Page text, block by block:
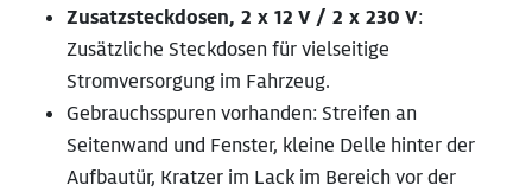
Zusatzsteckdosen, 2 x 12 V / 2 x 230 V:
Zusätzliche Steckdosen für vielseitige
Stromversorgung im Fahrzeug.
Gebrauchsspuren vorhanden: Streifen an
Seitenwand und Fenster, kleine Delle hinter der
Aufbautür, Kratzer im Lack im Bereich vor der